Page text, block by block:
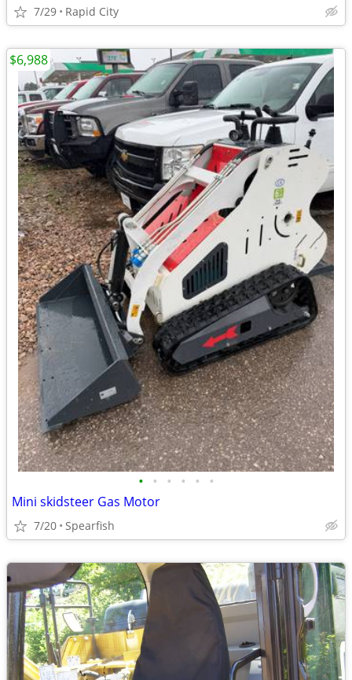
7/29 Rapid City
• • • • • •
Mini skidsteer Gas Motor
7/20 Spearfish
$6,988